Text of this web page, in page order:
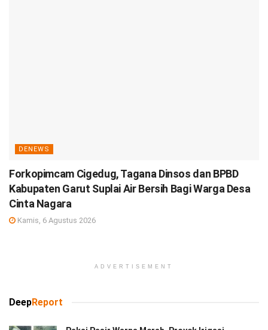
DENEWS
Forkopimcam Cigedug, Tagana Dinsos dan BPBD
Kabupaten Garut Suplai Air Bersih Bagi Warga Desa
Cinta Nagara
Kamis, 6 Agustus 2026
ADVERTISEMENT
DeepReport